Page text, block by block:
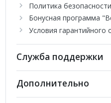
Политика безопасности
Бонусная программа
Условия гарантийного
Служба поддержки
Дополнительно